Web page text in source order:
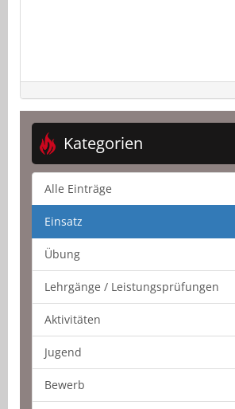
Kategorien
Alle Einträge
Einsatz
Übung
Lehrgänge / Leistungsprüfungen
Aktivitäten
Jugend
Bewerb